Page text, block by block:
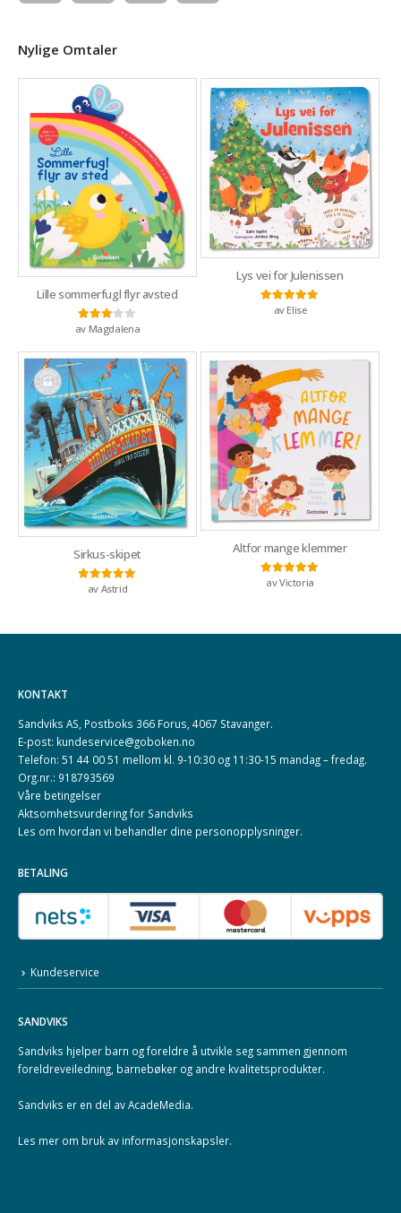
Nylige Omtaler
Lille sommerfugl flyr avsted
Vurdert3av 5
av Magdalena
Lys vei for Julenissen
Vurdert5
av Elise
Sirkus-skipet
Vurdert5
av Astrid
Altfor mange klemmer
Vurdert5av 5
av Victoria
KONTAKT
Sandviks AS, Postboks 366 Forus, 4067 Stavanger.
E-post: kundeservice@goboken.no
Telefon: 51 44 00 51 mellom kl. 9-10:30 og 11:30-15 mandag – fredag.
Org.nr.: 918793569
Våre betingelser
Aktsomhetsvurdering for Sandviks
Les om hvordan vi behandler dine personopplysninger.
BETALING
Kundeservice
SANDVIKS
Sandviks hjelper barn og foreldre å utvikle seg sammen gjennom
foreldreveiledning, barnebøker og andre kvalitetsprodukter.
Sandviks er en del avAcadeMedia.
Les mer om bruk av informasjonskapsler.